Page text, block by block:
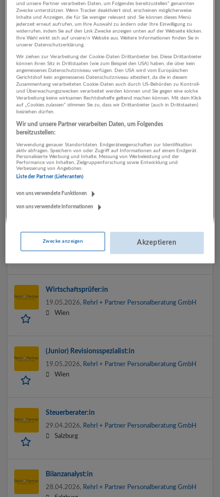
Salzburg
(Bilanz-) Buchhalter:in
26.06.2026,Rehrl + Partner Personalberatung GmbH
Hallein
Immobilienbuchhalter: in
Salzburg
Finanzbuchhalter:in in TZ oder VZ
22.05.2026,Rehrl + Partner Personalberatung GmbH
Salzburg
20.05.2026, Rehrl + Partner Personalberatung GmbH
Salzburg
Wirtschaftsprüfer:in
19.05.2026, Rehrl + Partner Personalberatung GmbH
Wien
(Junior) Revisionsspezialist:in
19.05.2026, Rehrl + Partner Personalberatung GmbH
Wien
Steuerberater:in
29.04.2026, Rehrl + Partner Personalberatung GmbH
Salzburg
Bilanzanalyst:in
28.04.2026, Rehrl + Partner Personalberatung GmbH
und unsere Partner verarbeiten Daten, um Folgendes bereitzustellen“ genannten
Zwecke unterstützen. Wenn Tracker deaktiviert sind, erscheinen möglicherweise
Inhalte und Anzeigen, die für Sie weniger relevant sind. Sie können dieses Menü
jederzeit erneut aufrufen, um Ihre Auswahl zu ändern oder Ihre Einwilligung zu
widerrufen, indem Sie auf den Link Zwecke anzeigen unten auf der Webseite klicken.
Ihre Wahl wirkt sich auf unsere/n Website aus. Weitere Informationen finden Sie in
unserer Datenschutzerklärung.
Wir ziehen zur Verarbeitung der Cookie-Daten Drittanbieter bei. Diese Drittanbieter
können ihren Sitz in Drittstaaten (wie zum Beispiel den USA) haben, die über kein
angemessenes Datenschutzniveau verfügen. Den USA wird vom Europäischen
Gerichtshof kein angemessenes Datenschutzniveau attestiert, da die in diesem
Zusammenhang verarbeiteten Cookie-Daten auch durch US-Behörden zu Kontroll-
und Überwachungszwecken verarbeitet werden können und Sie gegen eine solche
Verarbeitung keine wirksamen Rechtsbehelfe geltend machen können. Mit dem Klick
auf „Cookies zulassen“ stimmen Sie zu, dass wir Drittanbieter (auch in Drittstaaten)
beiziehen dürfen.
Wir und unsere Partner verarbeiten Daten, um Folgendes
bereitzustellen:
Verwendung genauer Standortdaten. Endgeräteeigenschaften zur Identifikation
aktiv abfragen. Speichern von oder Zugriff auf Informationen auf einem Endgerät.
Personalisierte Werbung und Inhalte, Messung von Werbeleistung und der
Performance von Inhalten, Zielgruppenforschung sowie Entwicklung und
Verbesserung von Angeboten.
Liste der Partner (Lieferanten)
von uns verwendete Funktionen
von uns verwendete Informationen
Zwecke anzeigen Akzeptieren